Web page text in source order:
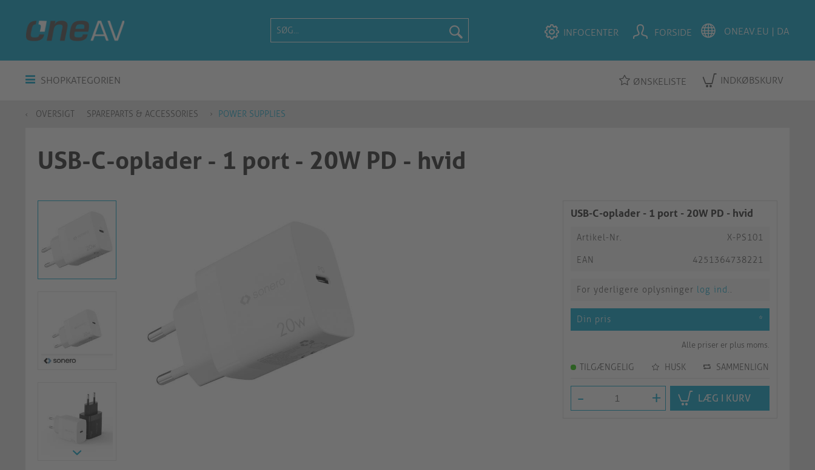
INFOCENTER FORSIDE
SHOPKATEGORIEN ØNSKELISTE INDKØBSKURV
OVERSIGT SPAREPARTS & ACCESSORIES POWER SUPPLIES
USB-C-oplader - 1 port - 20W PD - hvid
USB-C-oplader - 1 port - 20W PD - hvid
Artikel-Nr. X-PS101
EAN 4251364738221
For yderligere oplysninger log ind..
Din pris *
Alle priser er plus moms.
TILGÆNGELIG HUSK SAMMENLIGN
- + LÆG I KURV